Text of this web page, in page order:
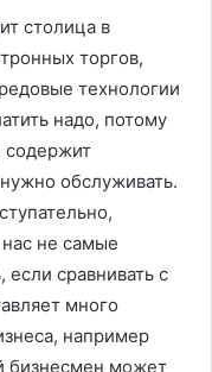
столица в
торгов,
технологии
надо, потому
содержит
обслуживать.
не самые
сравнивать с
много
например
бизнесмен может